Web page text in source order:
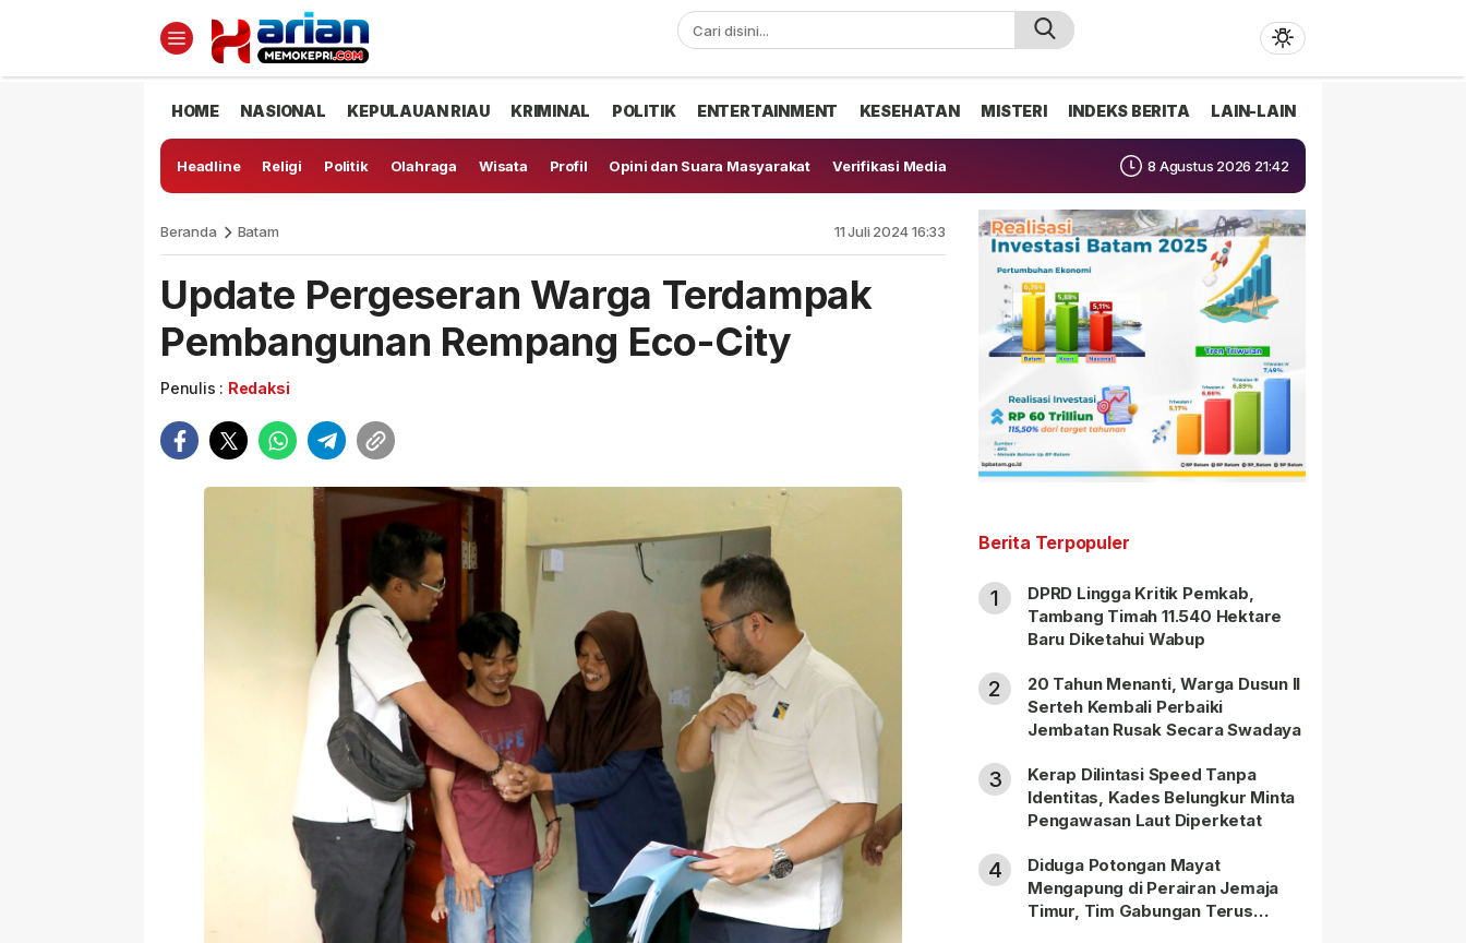
HOME NASIONAL KEPULAUAN RIAU KRIMINAL POLITIK ENTERTAINMENT KESEHATAN MISTERI INDEKS BERITA LAIN-LAIN
Headline Religi Politik Olahraga Wisata Profil Opini dan Suara Masyarakat Verifikasi Media 8 Agustus 2026 21:42
Beranda Batam 11 Juli 2024 16:33
Update Pergeseran Warga Terdampak
Pembangunan Rempang Eco-City
Penulis : Redaksi
Berita Terpopuler
1
DPRD Lingga Kritik Pemkab,
Tambang Timah 11.540 Hektare
Baru Diketahui Wabup
2
20 Tahun Menanti, Warga Dusun II
Serteh Kembali Perbaiki
Jembatan Rusak Secara Swadaya
3
Kerap Dilintasi Speed Tanpa
Identitas, Kades Belungkur Minta
Pengawasan Laut Diperketat
4
Diduga Potongan Mayat
Mengapung di Perairan Jemaja
Timur, Tim Gabungan Terus